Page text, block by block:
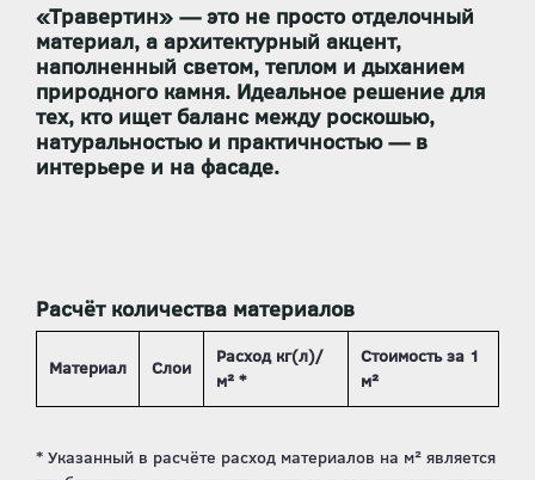
«Травертин» — это не просто отделочный
материал, а архитектурный акцент,
наполненный светом, теплом и дыханием
природного камня. Идеальное решение для
тех, кто ищет баланс между роскошью,
натуральностью и практичностью — в
интерьере и на фасаде.
Расчёт количества материалов
Материал Слои
Расход кг(л)/
м² *
Стоимость за 1
м²